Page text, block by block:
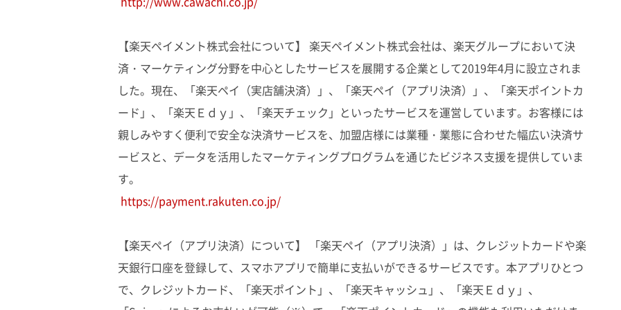
【楽天ペイメント株式会社について】 楽天ペイメント株式会社は、楽天グループにおいて決
済・マーケティング分野を中心としたサービスを展開する企業として2019年4月に設立されま
した。現在、「楽天ペイ（実店舗決済）」、「楽天ペイ（アプリ決済）」、「楽天ポイントカ
ード」、「楽天Ｅｄｙ」、「楽天チェック」といったサービスを運営しています。お客様には
親しみやすく便利で安全な決済サービスを、加盟店様には業種・業態に合わせた幅広い決済サ
ービスと、データを活用したマーケティングプログラムを通じたビジネス支援を提供していま
す。
https://payment.rakuten.co.jp/
【楽天ペイ（アプリ決済）について】 「楽天ペイ（アプリ決済）」は、クレジットカードや楽
天銀行口座を登録して、スマホアプリで簡単に支払いができるサービスです。本アプリひとつ
で、クレジットカード、「楽天ポイント」、「楽天キャッシュ」、「楽天Ｅｄｙ」、